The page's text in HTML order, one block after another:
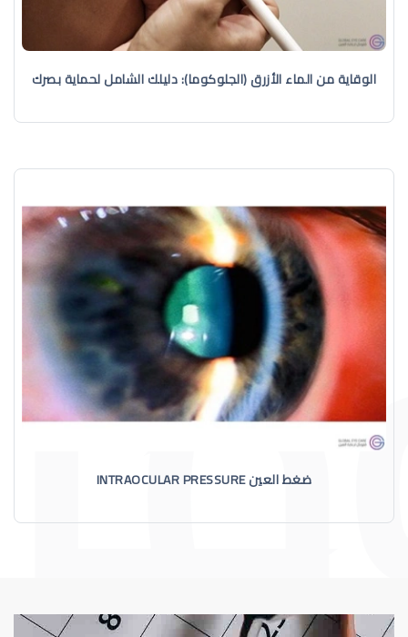
الوقاية من الماء الأزرق (الجلوكوما): دليلك الشامل لحماية بصرك
ضغط العين INTRAOCULAR PRESSURE